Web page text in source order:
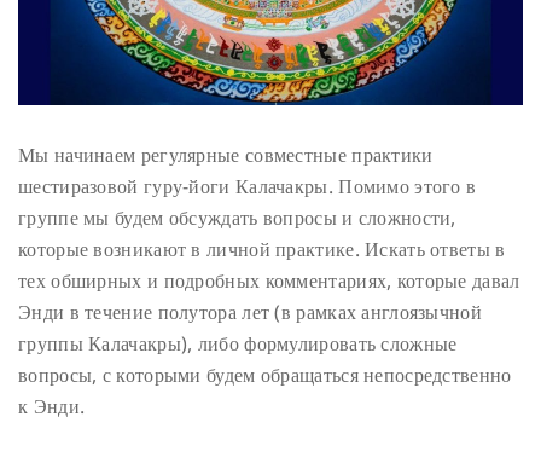
Мы начинаем регулярные совместные практики
шестиразовой гуру-йоги Калачакры. Помимо этого в
группе мы будем обсуждать вопросы и сложности,
которые возникают в личной практике. Искать ответы в
тех обширных и подробных комментариях, которые давал
Энди в течение полутора лет (в рамках англоязычной
группы Калачакры), либо формулировать сложные
вопросы, с которыми будем обращаться непосредственно
к Энди.